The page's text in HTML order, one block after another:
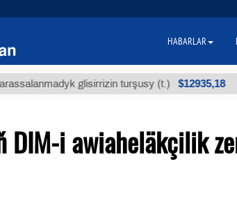
glisirrizin turşusy (t.) $12935,18
DIM-i awiaheläkçilik
HABARLAR